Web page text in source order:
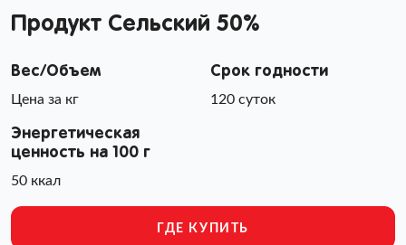
Продукт Сельский 50%
Вес/Объем
Цена за кг
Срок годности
120 суток
Энергетическая
ценность на 100 г
50 ккал
ГДЕ КУПИТЬ